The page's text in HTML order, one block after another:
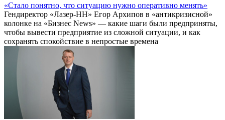
«Стало понятно, что ситуацию нужно оперативно менять»
Гендиректор «Лазер-НН» Егор Архипов в «антикризисной»
колонке на «Бизнес News» — какие шаги были предприняты,
чтобы вывести предприятие из сложной ситуации, и как
сохранять спокойствие в непростые времена